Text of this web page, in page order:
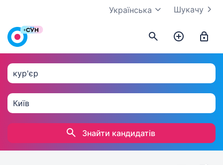
Шукачу
Українська
Знайти кандидатів